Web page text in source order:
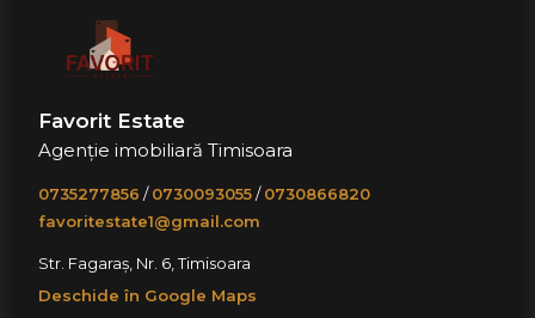
Favorit Estate
Agenție imobiliară Timisoara
0735277856 /0730093055/0730866820
favoritestate1@gmail.com
Str. Fagaraș, Nr. 6, Timisoara
Deschide în Google Maps